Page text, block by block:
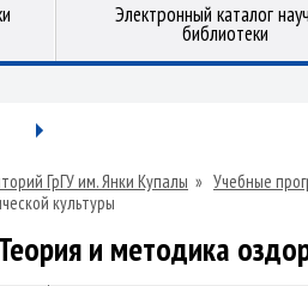
Электронный каталог
библиотеки
ГрГУ им. Янки Купалы » Учебные
культуры
и методика